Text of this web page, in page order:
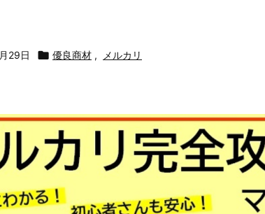
29日  優良商材 , メルカリ